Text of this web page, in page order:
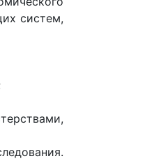
систем,